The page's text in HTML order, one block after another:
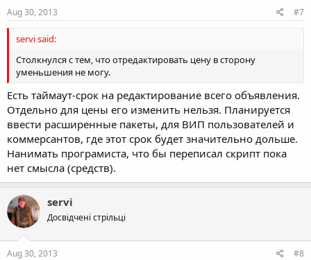
Aug 30, 2013 #7
servi said:
Столкнулся с тем, что отредактировать цену в сторону
уменьшения не могу.
Есть таймаут-срок на редактирование всего объявления.
Отдельно для цены его изменить нельзя. Планируется
ввести расширенные пакеты, для ВИП пользователей и
коммерсантов, где этот срок будет значительно дольше.
Нанимать програмиста, что бы переписал скрипт пока
нет смысла (средств).
servi
Досвідчені стрільці
Aug 30, 2013 #8